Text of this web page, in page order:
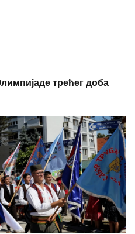
трећег доба